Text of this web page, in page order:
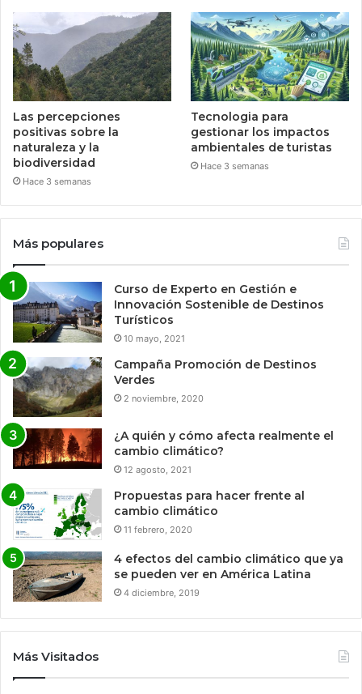
Las percepciones
positivas sobre la
naturaleza y la
biodiversidad
Hace 3 semanas
Tecnologia para
gestionar los impactos
ambientales de turistas
Hace 3 semanas
Más populares
Curso de Experto en Gestión e
Innovación Sostenible de Destinos
Turísticos
10 mayo, 2021
Campaña Promoción de Destinos
Verdes
2 noviembre, 2020
¿A quién y cómo afecta realmente el
cambio climático?
12 agosto, 2021
Propuestas para hacer frente al
cambio climático
11 febrero, 2020
4 efectos del cambio climático que ya
se pueden ver en América Latina
4 diciembre, 2019
Más Visitados